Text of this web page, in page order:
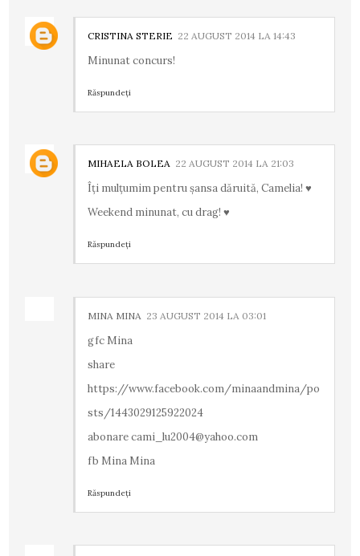
CRISTINA STERIE 22 AUGUST 2014 LA 14:43
Minunat concurs!
Răspundeți
MIHAELA BOLEA 22 AUGUST 2014 LA 21:03
Îţi mulţumim pentru şansa dăruită, Camelia! ♥
Weekend minunat, cu drag! ♥
Răspundeți
MINA MINA 23 AUGUST 2014 LA 03:01
gfc Mina
share
https://www.facebook.com/minaandmina/po
sts/1443029125922024
abonare cami_lu2004@yahoo.com
fb Mina Mina
Răspundeți